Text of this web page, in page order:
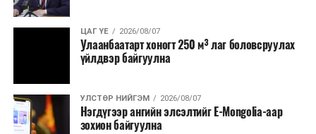
ЦАГ ҮЕ 2026/08/07
Улаанбаатарт хоногт 250 м³ лаг боловсруулах
үйлдвэр байгуулна
УЛСТӨР НИЙГЭМ 2026/08/07
Нэгдүгээр ангийн элсэлтийг E-Mongolia-аар
зохион байгуулна